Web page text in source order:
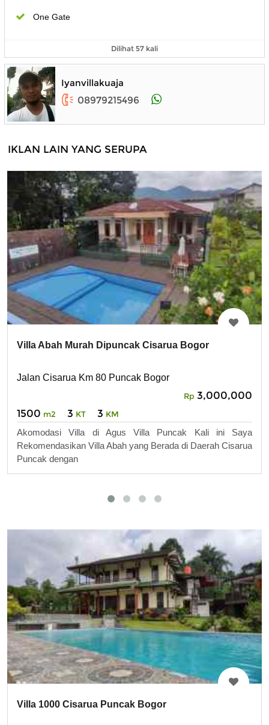
One Gate
Dilihat 57 kali
Iyanvillakuaja
08979215496
IKLAN LAIN YANG SERUPA
Villa Abah Murah Dipuncak Cisarua Bogor
Jalan Cisarua Km 80 Puncak Bogor
Rp 3,000,000
1500 m2 3 KT 3 KM
Akomodasi Villa di Agus Villa Puncak Kali ini Saya
Rekomendasikan Villa Abah yang Berada di Daerah Cisarua
Puncak dengan
Villa 1000 Cisarua Puncak Bogor